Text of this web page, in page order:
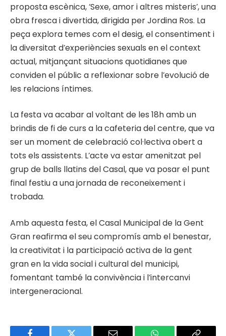
proposta escènica, ‘Sexe, amor i altres misteris’, una
obra fresca i divertida, dirigida per Jordina Ros. La
peça explora temes com el desig, el consentiment i
la diversitat d’experiències sexuals en el context
actual, mitjançant situacions quotidianes que
conviden el públic a reflexionar sobre l’evolució de
les relacions íntimes.
La festa va acabar al voltant de les 18h amb un
brindis de fi de curs a la cafeteria del centre, que va
ser un moment de celebració col·lectiva obert a
tots els assistents. L’acte va estar amenitzat pel
grup de balls llatins del Casal, que va posar el punt
final festiu a una jornada de reconeixement i
trobada.
Amb aquesta festa, el Casal Municipal de la Gent
Gran reafirma el seu compromís amb el benestar,
la creativitat i la participació activa de la gent
gran en la vida social i cultural del municipi,
fomentant també la convivència i l’intercanvi
intergeneracional.